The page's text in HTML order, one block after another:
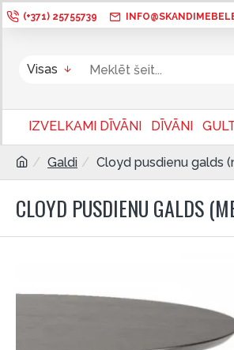
(+371) 25755739
Visas
IZVELKAMI DĪVĀNI DĪVĀNI
Galdi Cloyd pusdienu galds
CLOYD PUSDIENU GALDS